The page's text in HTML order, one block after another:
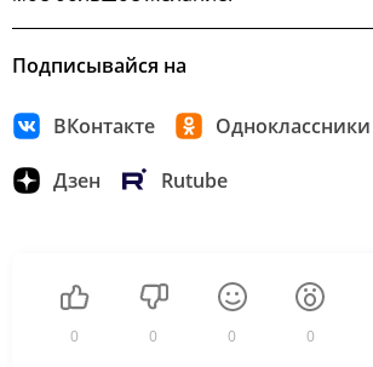
Подписывайся на
ВКонтакте Одноклассники
Дзен Rutube
0 0 0 0